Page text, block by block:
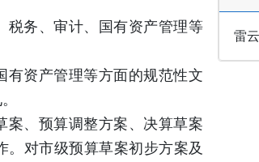
税务、审计、国有资产管理等
有资产管理等方面的规范性文
案、预算调整方案、决算草案
。对市级预算草案初步方案及
雷